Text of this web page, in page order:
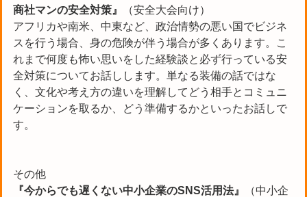
商社マンの安全対策』
（安全大会向け）
アフリカや南米、中東など、政治情勢の悪い国でビジネ
スを行う場合、身の危険が伴う場合が多くあります。こ
れまで何度も怖い思いをした経験談と必ず行っている安
全対策についてお話しします。単なる装備の話ではな
く、文化や考え方の違いを理解してどう相手とコミュニ
ケーションを取るか、どう準備するかといったお話しで
す。
その他
『今からでも遅くない中小企業のSNS活用法』
（中小企